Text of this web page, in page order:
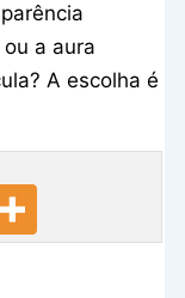
a aura
A escolha é